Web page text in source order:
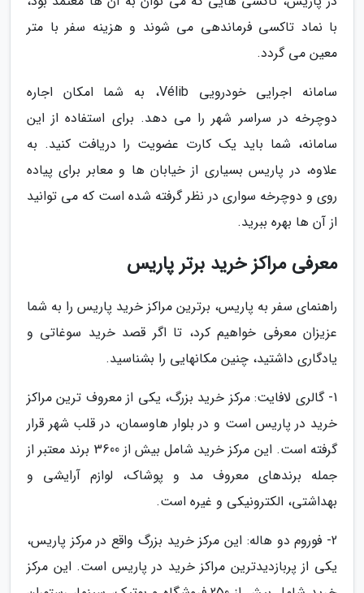
با نماد تاکسی فرماندهی می شوند و هزینه سفر با متر
معین می گردد.
سامانه اجرایی خودرویی Vélib، به شما امکان اجاره
دوچرخه در سراسر شهر را می دهد. برای استفاده از این
سامانه، شما باید یک کارت عضویت را دریافت کنید. به
علاوه، در پاریس بسیاری از خیابان ها و معابر برای پیاده
روی و دوچرخه سواری در نظر گرفته شده است که می توانید
از آن ها بهره ببرید.
معرفی مراکز خرید برتر پاریس
راهنمای سفر به پاریس، برترین مراکز خرید پاریس را به شما
عزیزان معرفی خواهیم کرد، تا اگر قصد خرید سوغاتی و
یادگاری داشتید، چنین مکانهایی را بشناسید.
1- گالری لافایت: مرکز خرید بزرگ، یکی از معروف ترین مراکز
خرید در پاریس است و در بلوار هاوسمان، در قلب شهر قرار
گرفته است. این مرکز خرید شامل بیش از 3600 برند معتبر از
جمله برندهای معروف مد و پوشاک، لوازم آرایشی و
بهداشتی، الکترونیکی و غیره است.
2- فوروم دو هاله: این مرکز خرید بزرگ واقع در مرکز پاریس،
یکی از پربازدیدترین مراکز خرید در پاریس است. این مرکز